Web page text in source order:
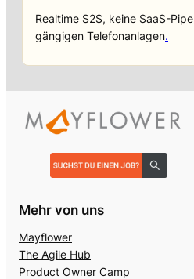
Realtime S2S, keine SaaS-
gängigen Telefonanlagen.
Mehr von uns
Mayflower
The Agile Hub
Product Owner Camp